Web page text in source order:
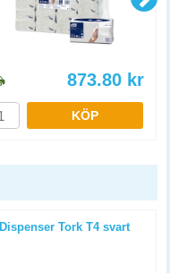
873.80 kr
KÖP
Dispenser Tork T4 svart